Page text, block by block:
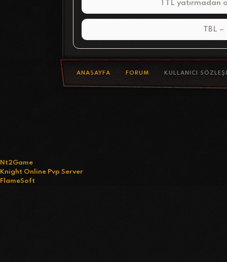
1 TL yatırmadan
TBL –
ANASAYFA FORUM KULLANICI
Nt2Game
Knight Online Pvp Server
FlameSoft